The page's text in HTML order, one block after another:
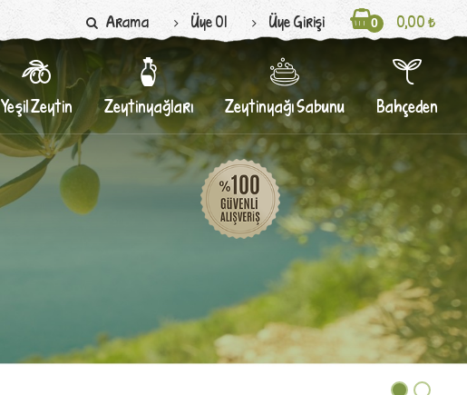
Arama Üye Ol Üye Girişi 0 0,00 ₺
Yeşil Zeytin Zeytinyağları Zeytinyağı Sabunu Bahçeden